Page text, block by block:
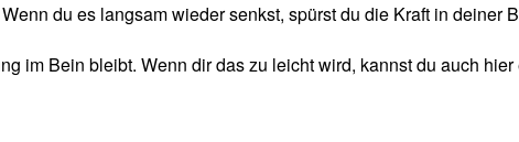
du es langsam wieder senkst, spürst du die Kraft in deiner
im Bein bleibt. Wenn dir das zu leicht wird, kannst du auch